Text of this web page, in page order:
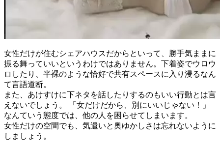
女性だけが住むシェアハウスだからといって、勝手気ままに
振る舞っていいというわけではありません。下着姿でウロウ
ロしたり、半裸のような恰好で共有スペースに入り浸るなん
て言語道断。
また、あけすけに下ネタを話したりするのもいい行動とは言
えないでしょう。 「女だけだから、別にいいじゃない！」
なんていう態度では、他の人を困らせてしまいます。
女性だけの空間でも、気遣いと奥ゆかしさは忘れないように
しましょう。